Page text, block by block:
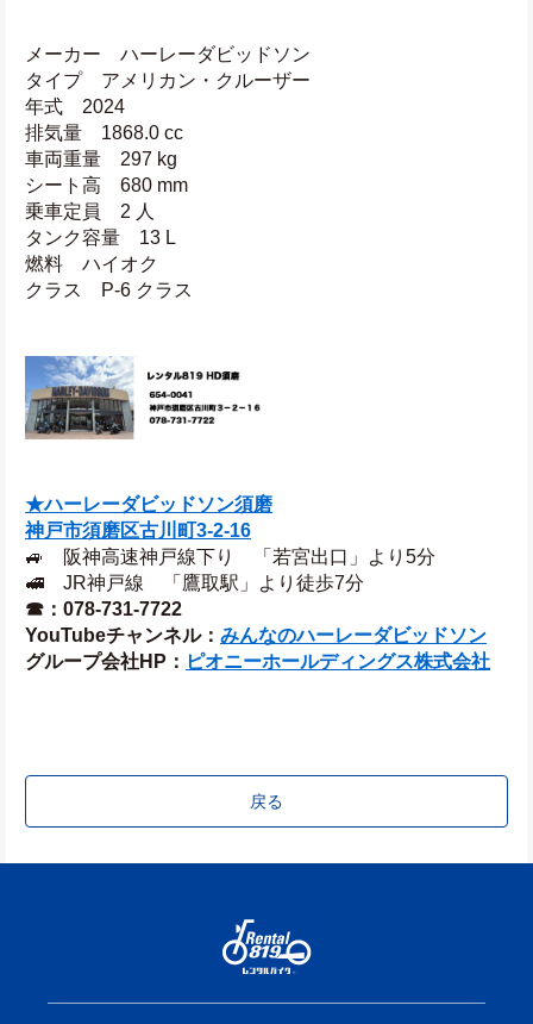
メーカー　ハーレーダビッドソン
タイプ　アメリカン・クルーザー
年式　2024
排気量　1868.0 cc
車両重量　297 kg
シート高　680 mm
乗車定員　2 人
タンク容量　13 L
燃料　ハイオク
クラス　P-6 クラス
★ハーレーダビッドソン須磨
神戸市須磨区古川町3‐2‐16
🚙　阪神高速神戸線下り　「若宮出口」より5分
🚅　JR神戸線　「鷹取駅」より徒歩7分
☎：078-731-7722
YouTubeチャンネル： みんなのハーレーダビッドソン
グループ会社HP： ピオニーホールディングス株式会社
戻る